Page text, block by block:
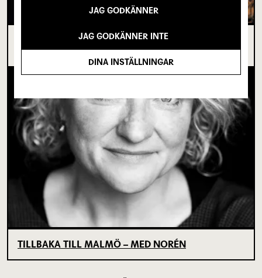
I SPRICKAN MELLAN DET SOM VARIT OCH DET
SOM ÄNNU INTE BÖRJAT
TILLBAKA TILL MALMÖ – MED NORÉN
JAG GODKÄNNER
JAG GODKÄNNER INTE
DINA INSTÄLLNINGAR